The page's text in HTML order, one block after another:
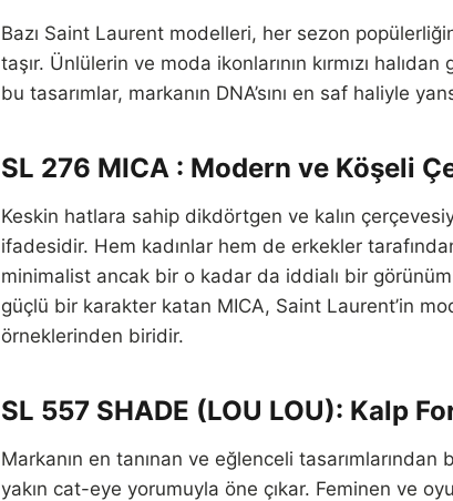
Bazı Saint Laurent modelleri, her sezon
taşır. Ünlülerin ve moda ikonlarının kırmızı
bu tasarımlar, markanın DNA’sını en saf haliyle
SL 276 MICA : Modern ve Köşeli
Keskin hatlara sahip dikdörtgen ve kalın
ifadesidir. Hem kadınlar hem de erkekler
minimalist ancak bir o kadar da iddialı bir
güçlü bir karakter katan MICA, Saint Laurent’in
örneklerinden biridir.
SL 557 SHADE (LOU LOU): Kalp
Markanın en tanınan ve eğlenceli
yakın cat-eye yorumuyla öne çıkar. Feminen ve